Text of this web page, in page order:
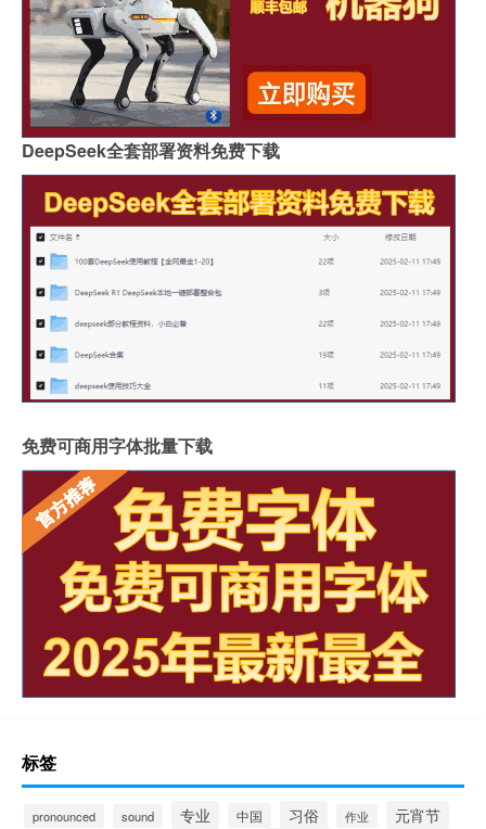
DeepSeek全套部署资料免费下载
免费可商用字体批量下载
标签
pronounced sound 专业 中国 习俗 作业 元宵节